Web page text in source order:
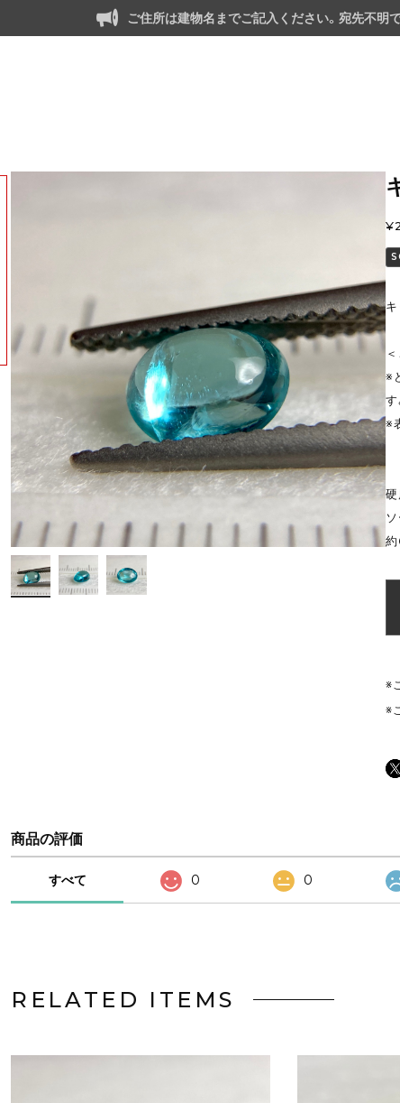
ご住所は建物名までご記入ください。宛先不明
※
す
※
硬
※
※
商品の評価
すべて 0 0
RELATED ITEMS